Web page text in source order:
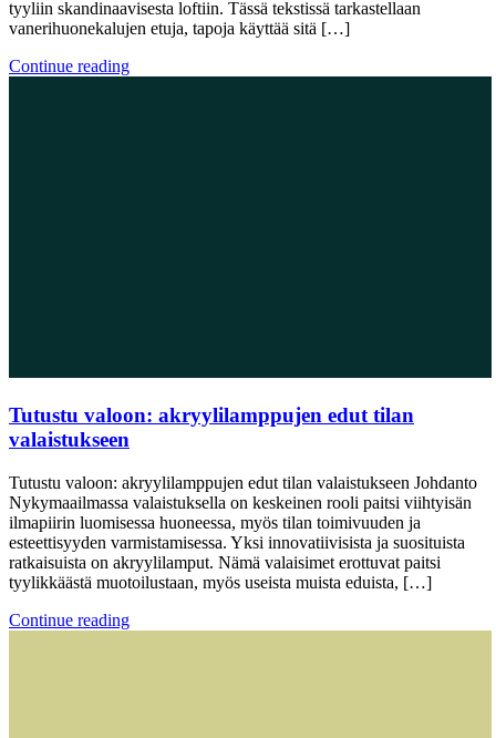
tyyliin skandinaavisesta loftiin. Tässä tekstissä tarkastellaan
vanerihuonekalujen etuja, tapoja käyttää sitä […]
Continue reading
Tutustu valoon: akryylilamppujen edut tilan
valaistukseen
Tutustu valoon: akryylilamppujen edut tilan valaistukseen Johdanto
Nykymaailmassa valaistuksella on keskeinen rooli paitsi viihtyisän
ilmapiirin luomisessa huoneessa, myös tilan toimivuuden ja
esteettisyyden varmistamisessa. Yksi innovatiivisista ja suosituista
ratkaisuista on akryylilamput. Nämä valaisimet erottuvat paitsi
tyylikkäästä muotoilustaan, myös useista muista eduista, […]
Continue reading